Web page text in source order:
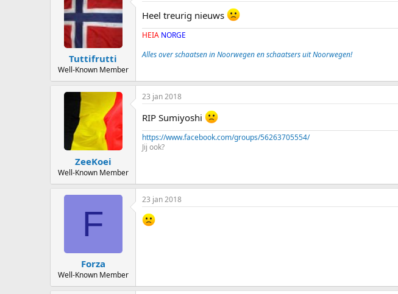
Tuttifrutti
Well-Known Member
Heel treurig nieuws
HEIA NORGE
Alles over schaatsen in Noorwegen en schaatsers uit Noorwegen!
ZeeKoei
Well-Known Member
23 jan 2018
RIP Sumiyoshi
https://www.facebook.com/groups/56263705554/
Jij ook?
F
Forza
Well-Known Member
23 jan 2018